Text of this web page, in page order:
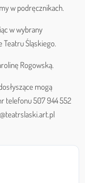
w podręcznikach.
w wybrany
Teatru Śląskiego.
Rogowską.
mogą
telefonu 507 944 552